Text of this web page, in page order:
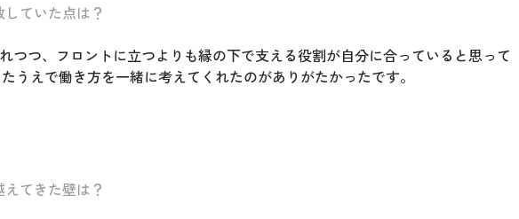
ていた点は？
つつ、フロントに立つよりも縁の下で支える役割が自分に合っていると思って
うえで働き方を一緒に考えてくれたのがありがたかったです。
てきた壁は？